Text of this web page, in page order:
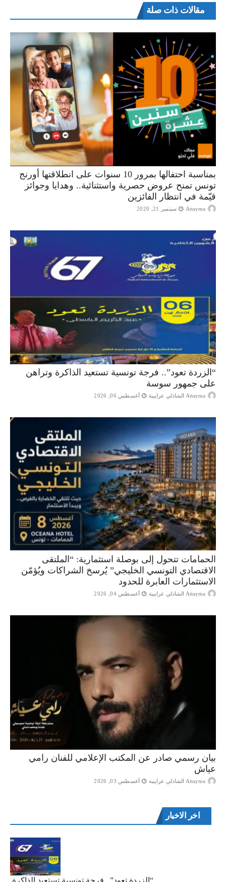
مقالات ذات صلة
بمناسبة احتفالها بمرور 10 سنوات على انطلاقتها أورنج
تونس تمنح عروض حصرية واستثنائية.. وهدايا وجوائز
قيّمة في انتظار الفائزين
Attayma سبتمبر 21, 2020
“الزردة تعود”.. فرجة تونسية تستعيد الذاكرة وتراهن
على جمهور سوسة
Attayma الشاذلي عرايبية أغسطس 06, 2026
الحمامات تتحول إلى بوصلة استثمارية: “الملتقى
الاقتصادي التونسي الخليجي” يُرسخ الشراكات ويُؤمّن
الاستثمارات العابرة للحدود
Attayma الشاذلي عرايبية أغسطس 04, 2026
بيان رسمي صادر عن المكتب الإعلامي للفنان رامي
عياش
Attayma الشاذلي عرايبية أغسطس 03, 2026
اخر الاخبار
“الزردة تعود”.. فرجة تونسية تستعيد الذاكرة